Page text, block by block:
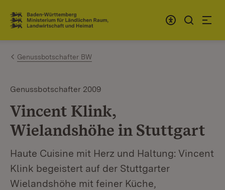
Zum Inhalt springen
Link zur Startseite
Genussbotschafter BW
Genussbotschafter 2009
Vincent Klink,
Wielandshöhe in Stuttgart
Haute Cuisine mit Herz und Haltung: Vincent
Klink begeistert auf der Stuttgarter
Wielandshöhe mit feiner Küche,